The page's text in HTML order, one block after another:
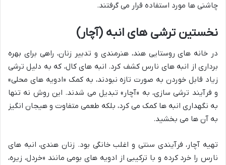
چاشنی ها مورد استفاده قرار می گرفتند.
نخستین ترشی های انبه (آچار)
در خانه های روستایی هند، هنرمندی و تدبیر زنان، راهی برای بهره
برداری از انبه های نارس کشف کرد. انبه های کال، که به دلیل ترشی
زیاد قابل خوردن به صورت تازه نبودند، به کمک «ادویه های محلی»
و فرآیند ترشی سازی، به «آچار» تبدیل می شدند. این روش نه تنها
به نگهداری انبه ها کمک می کرد، بلکه طعمی متفاوت و هیجان انگیز
به آن ها می بخشید.
تهیه آچار، فرآیندی سنتی و اغلب خانگی بود. زنان هندی، انبه های
نارس را خرد کرده و با ترکیبی از ادویه های بومی مانند «خردل، زیره،